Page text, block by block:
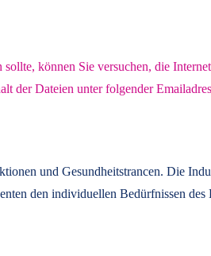
können Sie versuchen, die
der Dateien unter folgender
und Gesundheitstrancen. Die
den individuellen Bedürfnissen des